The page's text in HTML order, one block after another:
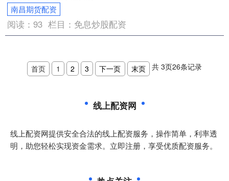
南昌期货配资
阅读：93 栏目： 免息炒股配资
首页 1 2 3 下一页 末页 共 3页26条记录
线上配资网
线上配资网提供安全合法的线上配资服务，操作简单，利率透
明，助您轻松实现资金需求。立即注册，享受优质配资服务。